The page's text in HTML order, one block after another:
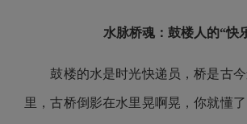
水脉桥魂：鼓楼人的“快
鼓楼的水是时光快递员，桥是古
里，古桥倒影在水里晃啊晃，你就懂